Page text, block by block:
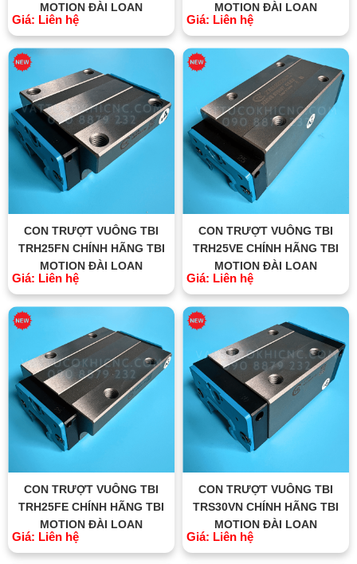
MOTION ĐÀI LOAN
Giá: Liên hệ
MOTION ĐÀI LOAN
Giá: Liên hệ
CON TRƯỢT VUÔNG TBI
TRH25FN CHÍNH HÃNG TBI
MOTION ĐÀI LOAN
Giá: Liên hệ
CON TRƯỢT VUÔNG TBI
TRH25VE CHÍNH HÃNG TBI
MOTION ĐÀI LOAN
Giá: Liên hệ
CON TRƯỢT VUÔNG TBI
TRH25FE CHÍNH HÃNG TBI
MOTION ĐÀI LOAN
Giá: Liên hệ
CON TRƯỢT VUÔNG TBI
TRS30VN CHÍNH HÃNG TBI
MOTION ĐÀI LOAN
Giá: Liên hệ